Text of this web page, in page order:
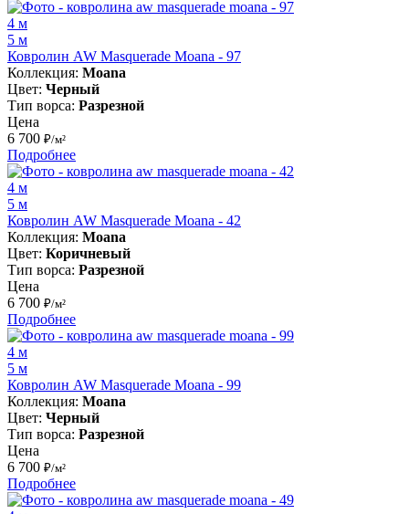
4 м
5 м
Ковролин AW Masquerade Moana - 97
Коллекция: Moana
Цвет: Черный
Тип ворса: Разрезной
Цена
6 700 ₽/м²
Подробнее
4 м
5 м
Ковролин AW Masquerade Moana - 42
Коллекция: Moana
Цвет: Коричневый
Тип ворса: Разрезной
Цена
6 700 ₽/м²
Подробнее
4 м
5 м
Ковролин AW Masquerade Moana - 99
Коллекция: Moana
Цвет: Черный
Тип ворса: Разрезной
Цена
6 700 ₽/м²
Подробнее